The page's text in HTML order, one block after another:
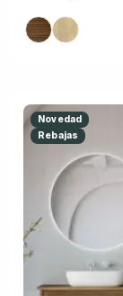
Novedad
Rebajas